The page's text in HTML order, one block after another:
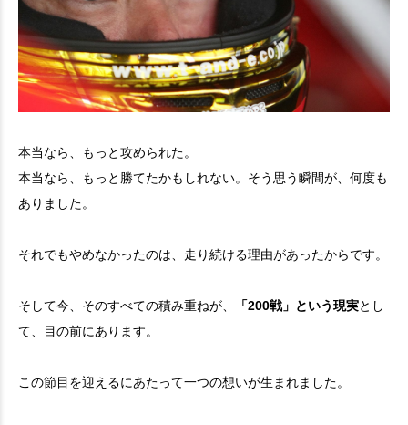
本当なら、もっと攻められた。
本当なら、もっと勝てたかもしれない。そう思う瞬間が、何度も
ありました。
それでもやめなかったのは、走り続ける理由があったからです。
そして今、そのすべての積み重ねが、 「200戦」という現実とし
て、目の前にあります。
この節目を迎えるにあたって一つの想いが生まれました。